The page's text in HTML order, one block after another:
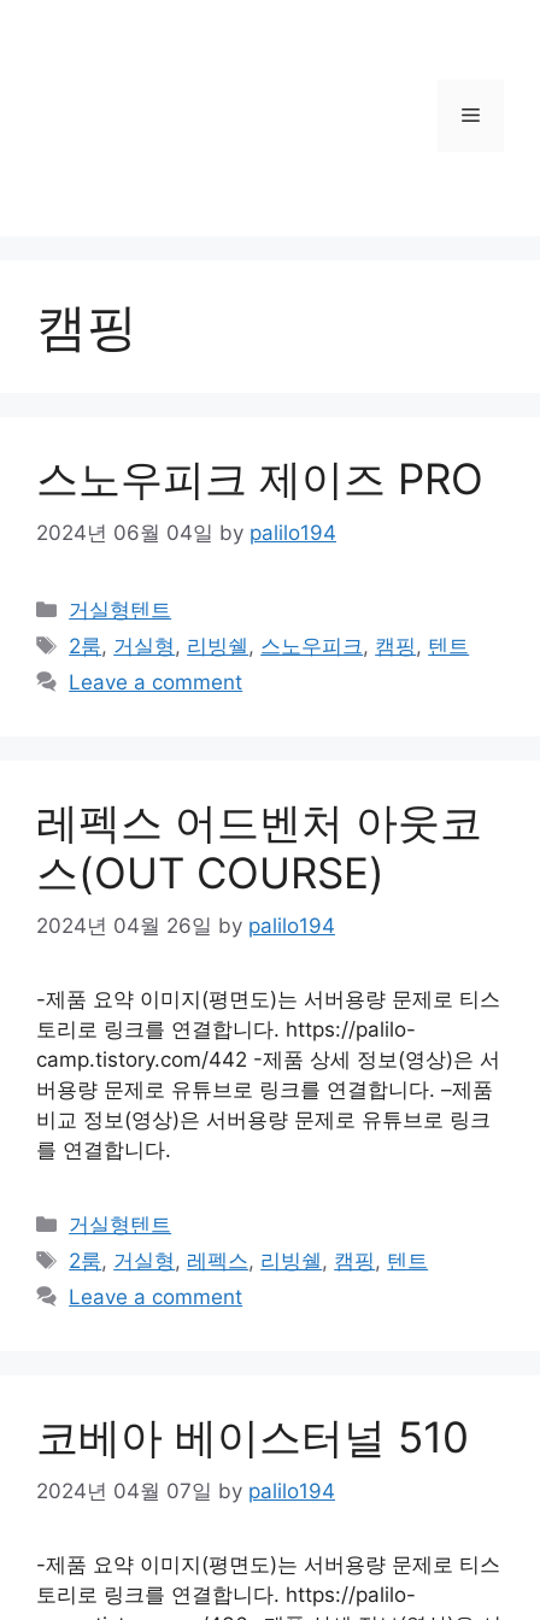
Menu
캠핑
스노우피크 제이즈 PRO
2024년 06월 04일 by palilo194
Categories
거실형텐트
Tags
2룸, 거실형 , 리빙쉘 , 스노우피크 , 캠핑 , 텐트
Leave a comment
레펙스 어드벤처 아웃코
스(OUT COURSE)
2024년 04월 26일 by palilo194
-제품 요약 이미지(평면도)는 서버용량 문제로 티스
토리로 링크를 연결합니다. https://palilo-
camp.tistory.com/442 -제품 상세 정보(영상)은 서
버용량 문제로 유튜브로 링크를 연결합니다. –제품
비교 정보(영상)은 서버용량 문제로 유튜브로 링크
를 연결합니다.
Categories
거실형텐트
Tags
2룸, 거실형, 레펙스, 리빙쉘, 캠핑, 텐트
Leave a comment
코베아 베이스터널 510
2024년 04월 07일 by palilo194
-제품 요약 이미지(평면도)는 서버용량 문제로 티스
토리로 링크를 연결합니다. https://palilo-